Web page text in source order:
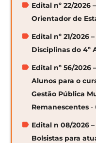
Edital nº 22/2026
Orientador de
Edital nº 21/2026
Disciplinas do 4º
Edital nº 56/2026
Alunos para o
Gestão Pública
Remanescentes -
Edital n 08/2026
Bolsistas para